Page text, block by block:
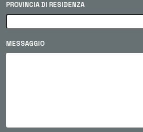
PROVINCIA DI RESIDENZA
MESSAGGIO